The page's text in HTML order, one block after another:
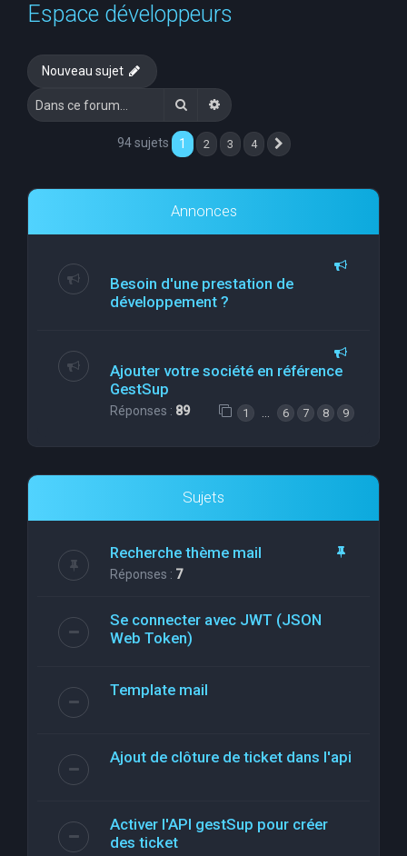
Espace développeurs
Nouveau sujet
RechercherRecherche avancée
94 sujets 1 2 3 4
Annonces
Besoin d'une prestation de
développement ?
Ajouter votre société en référence
GestSup
Réponses : 89 1 6 7 8 9
Sujets
Recherche thème mail
Réponses : 7
Se connecter avec JWT (JSON
Web Token)
Template mail
Ajout de clôture de ticket dans l'api
Activer l'API gestSup pour créer
des ticket